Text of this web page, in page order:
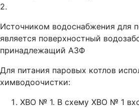
2.
Источником водоснабжения для
является поверхностный
принадлежащий АЗФ
Для питания паровых котлов
химводоочистки:
ХВО № 1. В схему ХВО № 1